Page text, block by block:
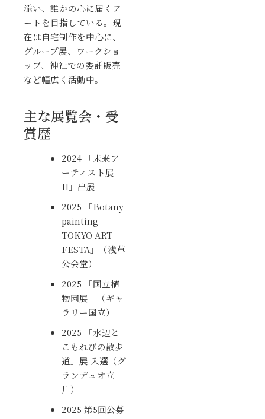
添い、誰かの心に届くア
ートを目指している。現
在は自宅制作を中心に、
グループ展、ワークショ
ップ、神社での委託販売
など幅広く活動中。
主な展覧会・受
賞歴
2024 「未来ア
ーティスト展
II」出展
2025 「Botany
painting
TOKYO ART
FESTA」（浅草
公会堂）
2025 「国立植
物園展」（ギャ
ラリー国立）
2025 「水辺と
こもれびの散歩
道」展 入選（グ
ランデュオ立
川）
2025 第5回公募